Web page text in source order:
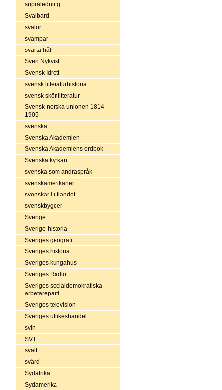
supraledning
Svalbard
svalor
svampar
svarta hål
Sven Nykvist
Svensk Idrott
svensk litteraturhistoria
svensk skönlitteratur
Svensk-norska unionen 1814-
1905
svenska
Svenska Akademien
Svenska Akademiens ordbok
Svenska kyrkan
svenska som andraspråk
svenskamerikaner
svenskar i utlandet
svenskbygder
Sverige
Sverige-historia
Sveriges geografi
Sveriges historia
Sveriges kungahus
Sveriges Radio
Sveriges socialdemokratiska
arbetareparti
Sveriges television
Sveriges utrikeshandel
svin
SVT
svält
svärd
Sydafrika
Sydamerika